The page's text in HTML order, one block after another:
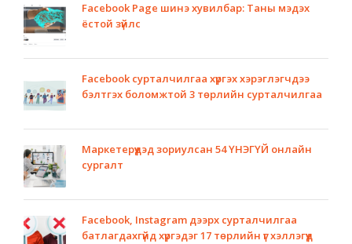
Facebook Page шинэ хувилбар: Таны мэдэх
ёстой зүйлс
Facebook сурталчилгаа хүргэх хэрэглэгчдээ
бэлтгэх боломжтой 3 төрлийн сурталчилгаа
Маркетерүүдэд зориулсан 54 ҮНЭГҮЙ онлайн
сургалт
Facebook, Instagram дээрх сурталчилгаа
батлагдахгүйд хүргэдэг 17 төрлийн үг хэллэгүүд